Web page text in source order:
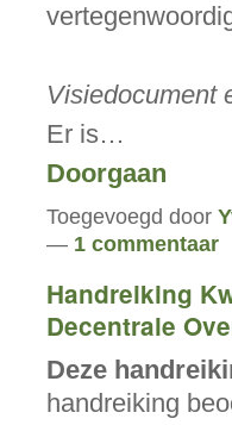
Visiedocument
Er is…
Doorgaan
Toegevoegd door
— 1 commentaar
Handreiking
Decentrale
Deze
handreiking